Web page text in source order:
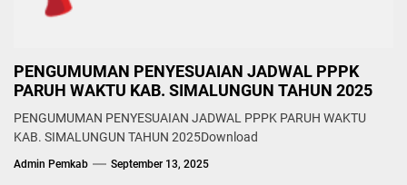
PENGUMUMAN PENYESUAIAN JADWAL PPPK
PARUH WAKTU KAB. SIMALUNGUN TAHUN 2025
PENGUMUMAN PENYESUAIAN JADWAL PPPK PARUH WAKTU
KAB. SIMALUNGUN TAHUN 2025Download
Admin Pemkab September 13, 2025